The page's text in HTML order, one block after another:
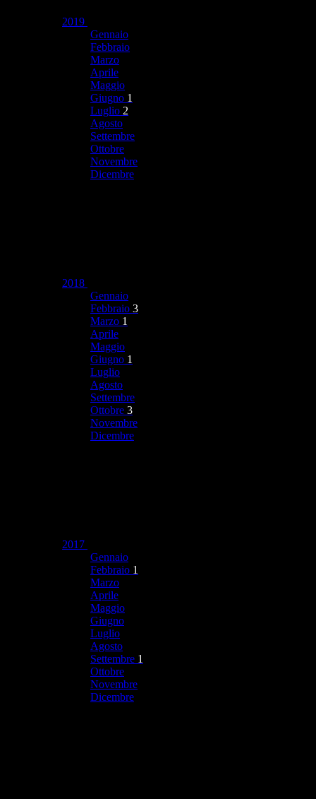
2019
Gennaio
Febbraio
Marzo
Aprile
Maggio
Giugno 1
Luglio 2
Agosto
Settembre
Ottobre
Novembre
Dicembre
2018
Gennaio
Febbraio 3
Marzo 1
Aprile
Maggio
Giugno 1
Luglio
Agosto
Settembre
Ottobre 3
Novembre
Dicembre
2017
Gennaio
Febbraio 1
Marzo
Aprile
Maggio
Giugno
Luglio
Agosto
Settembre 1
Ottobre
Novembre
Dicembre